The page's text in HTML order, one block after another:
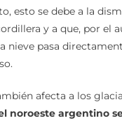
esto se debe a la
y a que, por el
nieve pasa
afecta a los
noroeste argentino